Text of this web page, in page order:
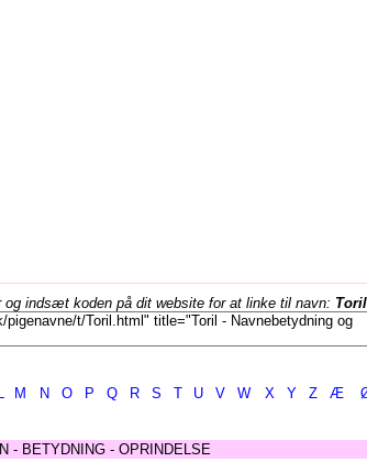
og indsæt koden på dit website for at linke til navn: Toril
L M N O P Q R S T U V W X Y Z Æ
- BETYDNING - OPRINDELSE